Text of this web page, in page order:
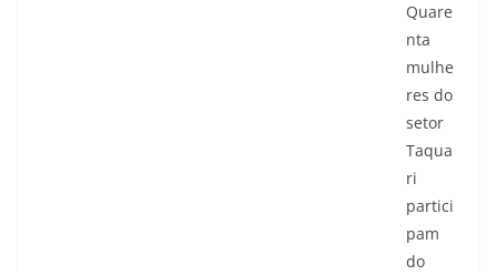
Quare
nta
mulhe
res do
setor
Taqua
ri
partici
pam
do